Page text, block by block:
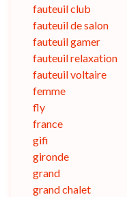
fauteuil club
fauteuil de salon
fauteuil gamer
fauteuil relaxation
fauteuil voltaire
femme
fly
france
gifi
gironde
grand
grand chalet